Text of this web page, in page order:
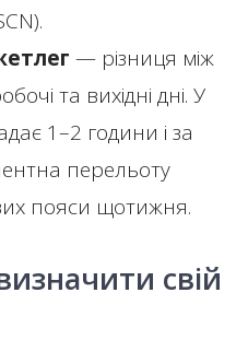
— різниця між
та вихідні дні. У
1–2 години і за
перельоту
пояси щотижня.
свій